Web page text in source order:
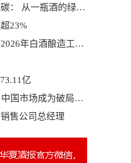
从一瓶酒的绿色变...
23%
年白酒酿造工职...
亿
场成为破局关键...
售公司总经理